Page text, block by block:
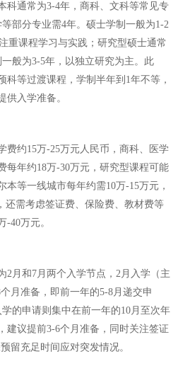
科通常为3-4年，商科、文科等常见专
部分专业需4年。硕士学制一般为1-2
重课程学习与实践；研究型硕士通常
般为3-5年，以独立研究为主。此
科等过渡课程，学制半年到1年不等，
供入学准备。
费约15万-25万元人民币，商科、医学
每年约18万-30万元，研究型课程可能
等一线城市每年约需10万-15万元，
还需考虑签证费、保险费、教材费等
-40万元。
2月和7月两个入学节点，2月入学（主
月准备，即前一年的5-8月递交申
的申请则集中在前一年的10月至次年
建议提前3-6个月准备，同时关注签证
留充足时间应对突发情况。